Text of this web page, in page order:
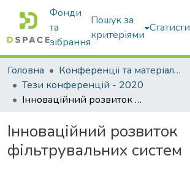
Фонди
та
зібрання
Пошук за
критеріями
Головна
Конференції та матеріали конференцій
Тези конференцій - 2020
Інноваційний розвиток фільтрувальних систем
Інноваційний розвиток
фільтрувальних систем